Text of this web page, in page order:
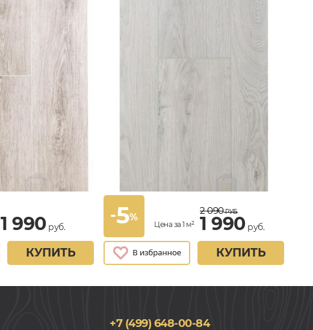
1 990руб.
КУПИТЬ
-5%
Цена за 1 м²
2 090РУБ.
1 990руб.
КУПИТЬ
+7 (499) 648-00-84